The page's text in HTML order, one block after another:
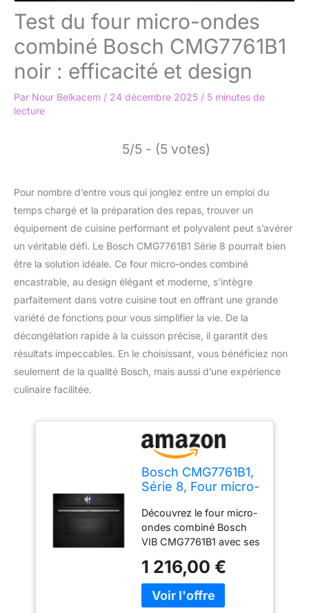
Test du four micro-ondes
combiné Bosch CMG7761B1
noir : efficacité et design
Par Nour Belkacem / 24 décembre 2025 / 5 minutes de
lecture
5/5 - (5 votes)
Pour nombre d’entre vous qui jonglez entre un emploi du
temps chargé et la préparation des repas, trouver un
équipement de cuisine performant et polyvalent peut s’avérer
un véritable défi. Le Bosch CMG7761B1 Série 8 pourrait bien
être la solution idéale. Ce four micro-ondes combiné
encastrable, au design élégant et moderne, s’intègre
parfaitement dans votre cuisine tout en offrant une grande
variété de fonctions pour vous simplifier la vie. De la
décongélation rapide à la cuisson précise, il garantit des
résultats impeccables. En le choisissant, vous bénéficiez non
seulement de la qualité Bosch, mais aussi d’une expérience
culinaire facilitée.
Bosch CMG7761B1,
Série 8, Four micro-
Encastrable, Noir
Découvrez le four micro-
ondes combiné Bosch
VIB CMG7761B1 avec ses
incluant hotair 4D,
convection naturelle, gril
air pulsé, et fonction Air
1 216,00 €